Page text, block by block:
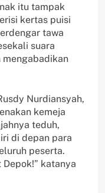
itu tampak
kertas puisi
tawa
suara
mengabadikan
Nurdiansyah,
kemeja
teduh,
di depan para
peserta.
katanya